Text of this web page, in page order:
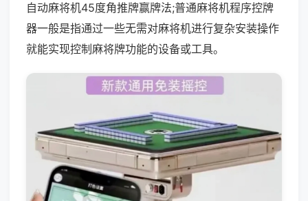
自动麻将机45度角推牌赢牌法;普通麻将机程序控牌
器一般是指通过一些无需对麻将机进行复杂安装操作
就能实现控制麻将牌功能的设备或工具。